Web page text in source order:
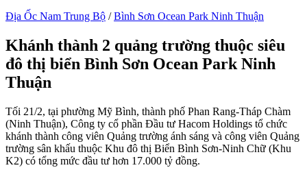
Địa Ốc Nam Trung Bộ /Bình Sơn Ocean Park Ninh Thuận
Khánh thành 2 quảng trường thuộc siêu
đô thị biển Bình Sơn Ocean Park Ninh
Thuận
Tối 21/2, tại phường Mỹ Bình, thành phố Phan Rang-Tháp Chàm
(Ninh Thuận), Công ty cổ phần Đầu tư Hacom Holdings tổ chức
khánh thành công viên Quảng trường ánh sáng và công viên Quảng
trường sân khấu thuộc Khu đô thị Biển Bình Sơn-Ninh Chữ (Khu
K2) có tổng mức đầu tư hơn 17.000 tỷ đồng.